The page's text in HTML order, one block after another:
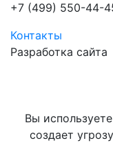
+7 (499) 550-44-
Контакты
Разработка сайта
Вы
создает